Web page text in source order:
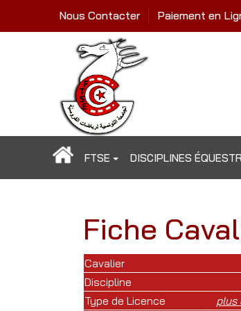
Nous Contacter Paiement en
FTSE DISCIPLINES
Fiche
Cavalier
Discipline
Type de Licence
plus